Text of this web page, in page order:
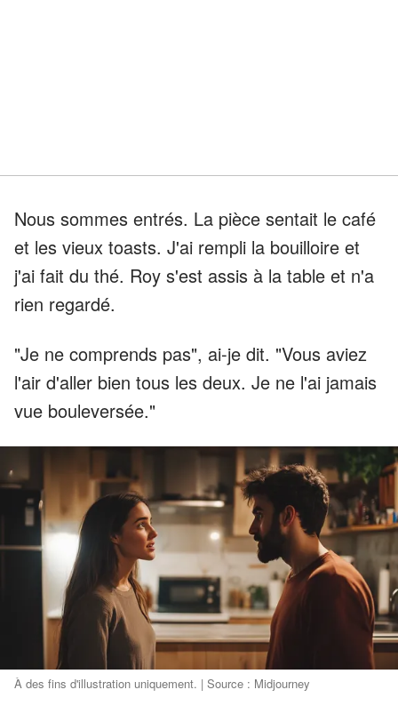
Nous sommes entrés. La pièce sentait le café
et les vieux toasts. J'ai rempli la bouilloire et
j'ai fait du thé. Roy s'est assis à la table et n'a
rien regardé.
"Je ne comprends pas", ai-je dit. "Vous aviez
l'air d'aller bien tous les deux. Je ne l'ai jamais
vue bouleversée."
À des fins d'illustration uniquement. | Source : Midjourney